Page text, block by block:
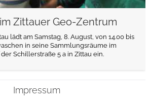
Zittauer Geo-Zentrum
lädt am Samstag, 8. August, von 14.00 bis
in seine Sammlungsräume im
Schillerstraße 5 a in Zittau ein.
Impressum